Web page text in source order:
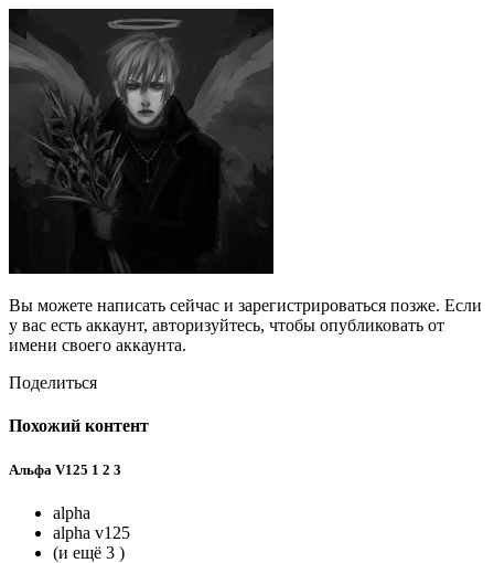
Вы можете написать сейчас и зарегистрироваться позже. Если
у вас есть аккаунт, авторизуйтесь, чтобы опубликовать от
имени своего аккаунта.
Поделиться
Похожий контент
Альфа V125 1 2 3
alpha
alpha v125
(и ещё 3 )